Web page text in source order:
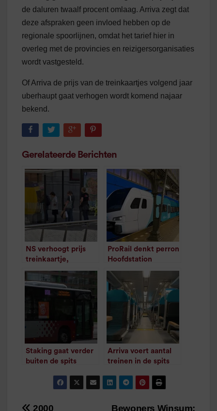
de daluren twaalf procent omlaag. Arriva zegt dat
deze afspraken geen invloed hebben op de
regionale spoorlijnen, omdat het tarief hier in
overleg met de provincies en reizigersorganisaties
wordt vastgesteld.
Of Arriva de prijs van de treinkaartjes volgend jaar
uberhaupt gaat verhogen wordt komend najaar
bekend.
Gerelateerde Berichten
NS verhoogt prijs
treinkaartje,
verlaagt prijs
sommige
abonnementen
minuut leestijd
ProRail denkt perron
Hoofdstation
volgende maand te
kunnen verhogen
/1minuut leestijd
Staking gaat verder
buiten de spits
minuut leestijd
Arriva voert aantal
treinen in de spits
/ minuut leestijd
Bewoners Winsum:
2000